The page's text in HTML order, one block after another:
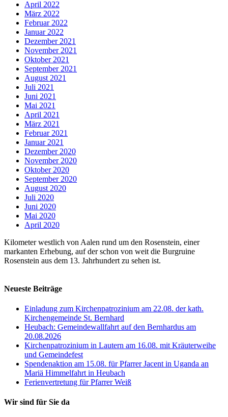
April 2022
März 2022
Februar 2022
Januar 2022
Dezember 2021
November 2021
Oktober 2021
September 2021
August 2021
Juli 2021
Juni 2021
Mai 2021
April 2021
März 2021
Februar 2021
Januar 2021
Dezember 2020
November 2020
Oktober 2020
September 2020
August 2020
Juli 2020
Juni 2020
Mai 2020
April 2020
Kilometer westlich von Aalen rund um den Rosenstein, einer
markanten Erhebung, auf der schon von weit die Burgruine
Rosenstein aus dem 13. Jahrhundert zu sehen ist.
Neueste Beiträge
Einladung zum Kirchenpatrozinium am 22.08. der kath.
Kirchengemeinde St. Bernhard
Heubach: Gemeindewallfahrt auf den Bernhardus am
20.08.2026
Kirchenpatrozinium in Lautern am 16.08. mit Kräuterweihe
und Gemeindefest
Spendenaktion am 15.08. für Pfarrer Jacent in Uganda an
Mariä Himmelfahrt in Heubach
Ferienvertretung für Pfarrer Weiß
Wir sind für Sie da